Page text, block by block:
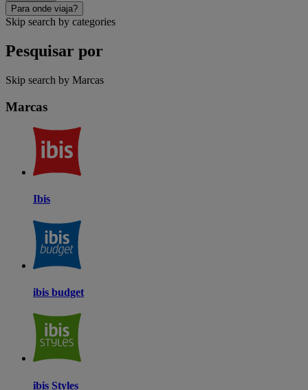
Para onde viaja?
Skip search by categories
Pesquisar por
Skip search by Marcas
Marcas
Ibis
ibis budget
ibis Styles